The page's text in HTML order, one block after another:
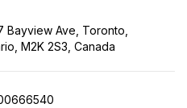
Bayview Ave, Toronto,
M2K 2S3, Canada